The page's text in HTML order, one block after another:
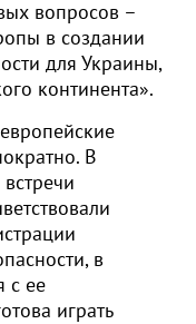
вопросов –
в создании
для Украины,
континента».
В
в
с ее
играть